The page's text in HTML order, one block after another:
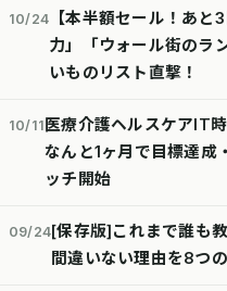
10/24
【本半額セール！あと
力」「ウォール街のラ
いものリスト直撃！
10/11医療介護ヘルスケアIT
なんと1ヶ月で目標達
ッチ開始
09/24[保存版]これまで誰も
間違いない理由を8つ